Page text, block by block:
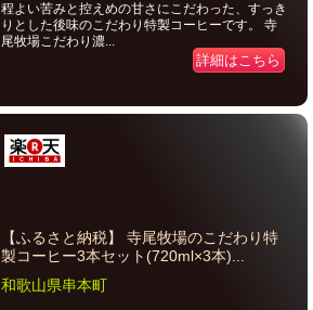
程よい苦みと控えめの甘さにこだわった、すっき
りとした後味のこだわり特製コーヒーです。 寺
尾牧場こだわり濃...
詳細はこちら
【ふるさと納税】 寺尾牧場のこだわり特
製コーヒー3本セット(720ml×3本)...
和歌山県串本町